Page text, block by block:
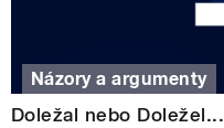
Názory a argumenty
Doležal nebo Doležel...